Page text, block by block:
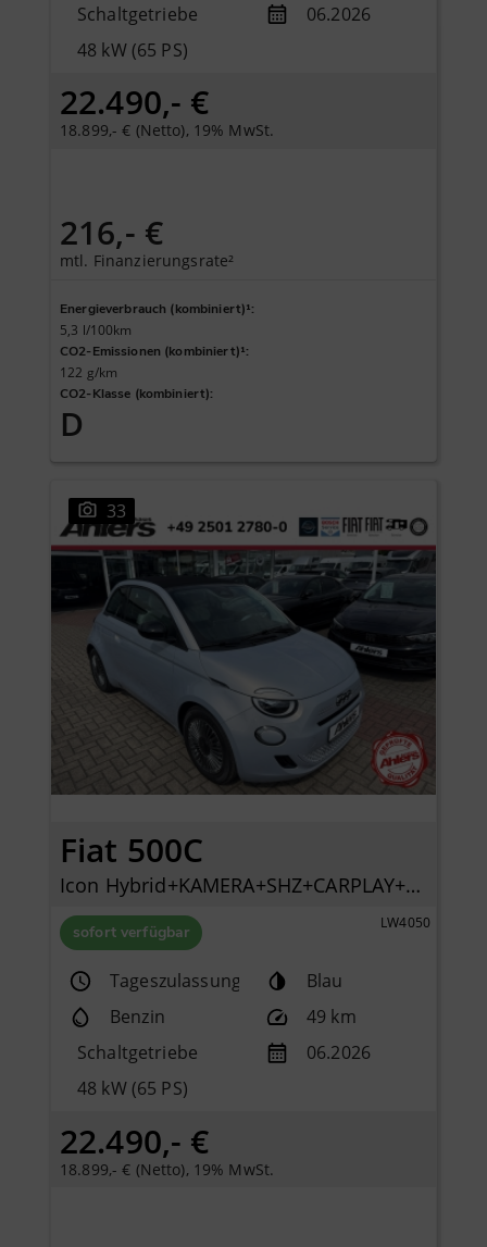
Schaltgetriebe
06.2026
48 kW (65 PS)
22.490,- €
18.899,- € (Netto), 19% MwSt.
216,- €
mtl. Finanzierungsrate²
Energieverbrauch (kombiniert)¹:
5,3 l/100km
CO2-Emissionen (kombiniert)¹:
122 g/km
CO2-Klasse (kombiniert):
D
33
Fiat 500C
Icon Hybrid+KAMERA+SHZ+CARPLAY+KLIMAAUTOMATIK+TEMPOMAT+
sofort verfügbar LW4050
Tageszulassung
Blau
Benzin
49 km
Schaltgetriebe
06.2026
48 kW (65 PS)
22.490,- €
18.899,- € (Netto), 19% MwSt.